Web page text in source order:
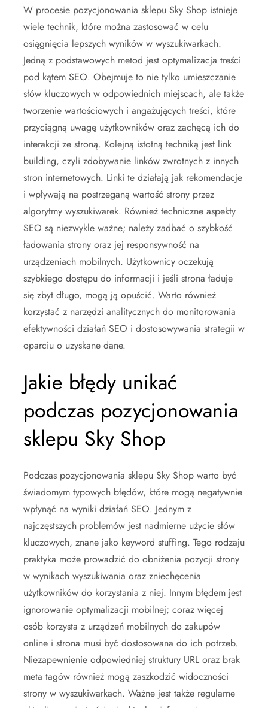
W procesie pozycjonowania sklepu Sky Shop istnieje
wiele technik, które można zastosować w celu
osiągnięcia lepszych wyników w wyszukiwarkach.
Jedną z podstawowych metod jest optymalizacja treści
pod kątem SEO. Obejmuje to nie tylko umieszczanie
słów kluczowych w odpowiednich miejscach, ale także
tworzenie wartościowych i angażujących treści, które
przyciągną uwagę użytkowników oraz zachęcą ich do
interakcji ze stroną. Kolejną istotną techniką jest link
building, czyli zdobywanie linków zwrotnych z innych
stron internetowych. Linki te działają jak rekomendacje
i wpływają na postrzeganą wartość strony przez
algorytmy wyszukiwarek. Również techniczne aspekty
SEO są niezwykle ważne; należy zadbać o szybkość
ładowania strony oraz jej responsywność na
urządzeniach mobilnych. Użytkownicy oczekują
szybkiego dostępu do informacji i jeśli strona ładuje
się zbyt długo, mogą ją opuścić. Warto również
korzystać z narzędzi analitycznych do monitorowania
efektywności działań SEO i dostosowywania strategii w
oparciu o uzyskane dane.
Jakie błędy unikać
podczas pozycjonowania
sklepu Sky Shop
Podczas pozycjonowania sklepu Sky Shop warto być
świadomym typowych błędów, które mogą negatywnie
wpłynąć na wyniki działań SEO. Jednym z
najczęstszych problemów jest nadmierne użycie słów
kluczowych, znane jako keyword stuffing. Tego rodzaju
praktyka może prowadzić do obniżenia pozycji strony
w wynikach wyszukiwania oraz zniechęcenia
użytkowników do korzystania z niej. Innym błędem jest
ignorowanie optymalizacji mobilnej; coraz więcej
osób korzysta z urządzeń mobilnych do zakupów
online i strona musi być dostosowana do ich potrzeb.
Niezapewnienie odpowiedniej struktury URL oraz brak
meta tagów również mogą zaszkodzić widoczności
strony w wyszukiwarkach. Ważne jest także regularne